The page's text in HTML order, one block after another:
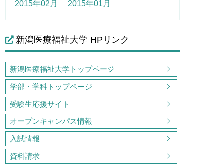
2015年02月
2015年01月
新潟医療福祉大学 HPリンク
新潟医療福祉大学トップページ
学部・学科トップページ
受験生応援サイト
オープンキャンパス情報
入試情報
資料請求